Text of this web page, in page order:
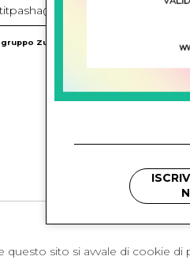
gruppo Zucchetti
questo sito si avvale di cookie